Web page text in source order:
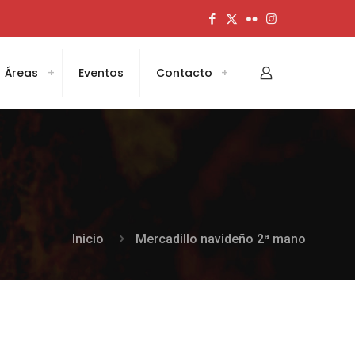
Áreas Eventos Contacto
Inicio Mercadillo navideño 2ª mano